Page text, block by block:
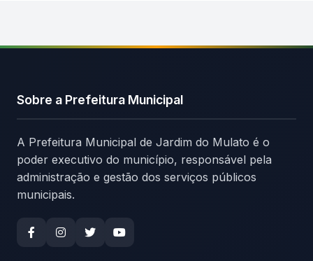
Sobre a Prefeitura Municipal
A Prefeitura Municipal de Jardim do Mulato é o
poder executivo do município, responsável pela
administração e gestão dos serviços públicos
municipais.